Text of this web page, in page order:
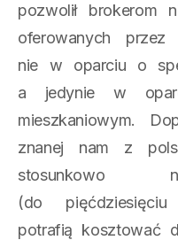
pozwolił brokerom
oferowanych
nie w oparciu o
a jedynie w
mieszkaniowym.
znanej nam z
stosunkowo
(do
potrafią kosztować